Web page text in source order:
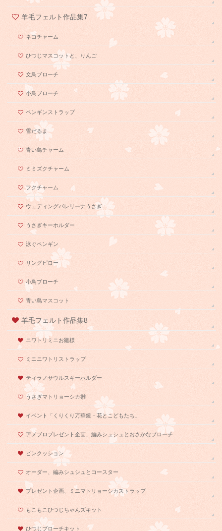
羊毛フェルト作品集7
ネコチャーム
ひつじマスコットと、りんご
文鳥ブローチ
小鳥ブローチ
ペンギンストラップ
雪だるま
青い鳥チャーム
ミミズクチャーム
フクチャーム
ウェディングバレリーナうさぎ
うさぎキーホルダー
泳ぐペンギン
リングピロー
小鳥ブローチ
青い鳥マスコット
羊毛フェルト作品集8
ニワトリミニお雛様
ミニニワトリストラップ
ティラノサウルスキーホルダー
うさぎマトリョーシカ雛
イベント「くりくり万華鏡・花とこどもたち」
アメブロプレゼント企画、編みシュシュとおさかなブローチ
ピンクッション
オーダー、編みシュシュとコースター
プレゼント企画、ミニマトリョーシカストラップ
もこもこひつじちゃんズキット
ひつじブローチキット